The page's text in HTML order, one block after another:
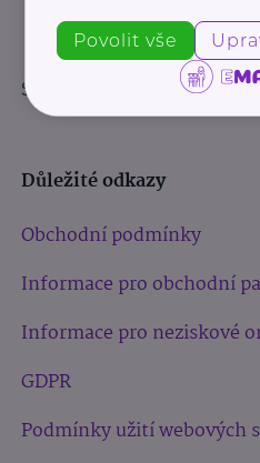
Sledujte nás:
Důležité odkazy
Obchodní podmínky
Informace pro obchodní
Informace pro neziskové
GDPR
Podmínky užití webových
Povolit vše